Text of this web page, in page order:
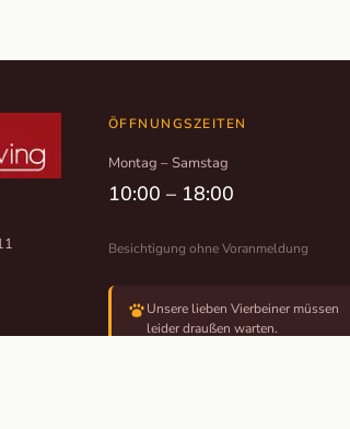
ÖFFNUNGSZEITEN
Montag – Samstag
10:00 – 18:00
Besichtigung ohne Voranmeldung
Unsere lieben Vierbeiner müssen
leider draußen warten.